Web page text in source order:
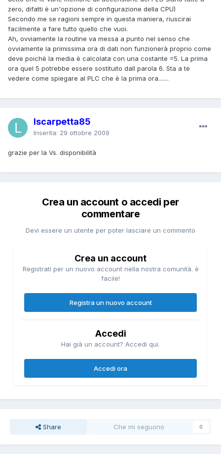
zero, difatti è un'opzione di configurazione della CPU)
Secondo me se ragioni sempre in questa maniera, riuscirai
facilmente a fare tutto quello che vuoi.
Ah, ovviamente la routine va messa a punto nel senso che
ovviamente la primissima ora di dati non funzionerà proprio come
deve poichè la media è calcolata con una costante =5. La prima
ora quel 5 potrebbe essere sostituito dall parola 6. Sta a te
vedere come spiegare al PLC che è la prima ora.......
lscarpetta85
Inserita: 29 ottobre 2009
grazie per la Vs. disponibilità
Crea un account o accedi per
commentare
Devi essere un utente per poter lasciare un commento
Crea un account
Registrati per un nuovo account nella nostra comunità. è
facile!
Registra un nuovo account
Accedi
Hai già un account? Accedi qui.
Accedi ora
Share Che mi seguono 0